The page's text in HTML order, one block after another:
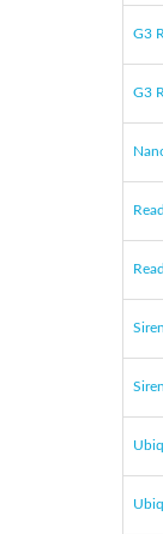
G3
G3
Siren